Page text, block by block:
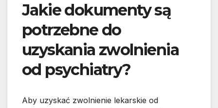
Jakie dokumenty są
potrzebne do
uzyskania zwolnienia
od psychiatry?
Aby uzyskać zwolnienie lekarskie od